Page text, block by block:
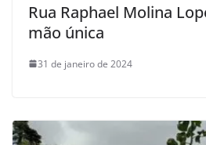
Rua Raphael Molina
mão única
31 de janeiro de 2024